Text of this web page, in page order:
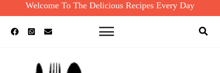
Welcome To The Delicious Recipes Every Day